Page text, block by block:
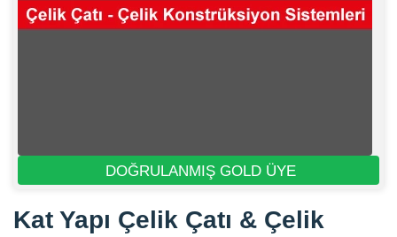
DOĞRULANMIŞ GOLD ÜYE
Kat Yapı Çelik Çatı & Çelik